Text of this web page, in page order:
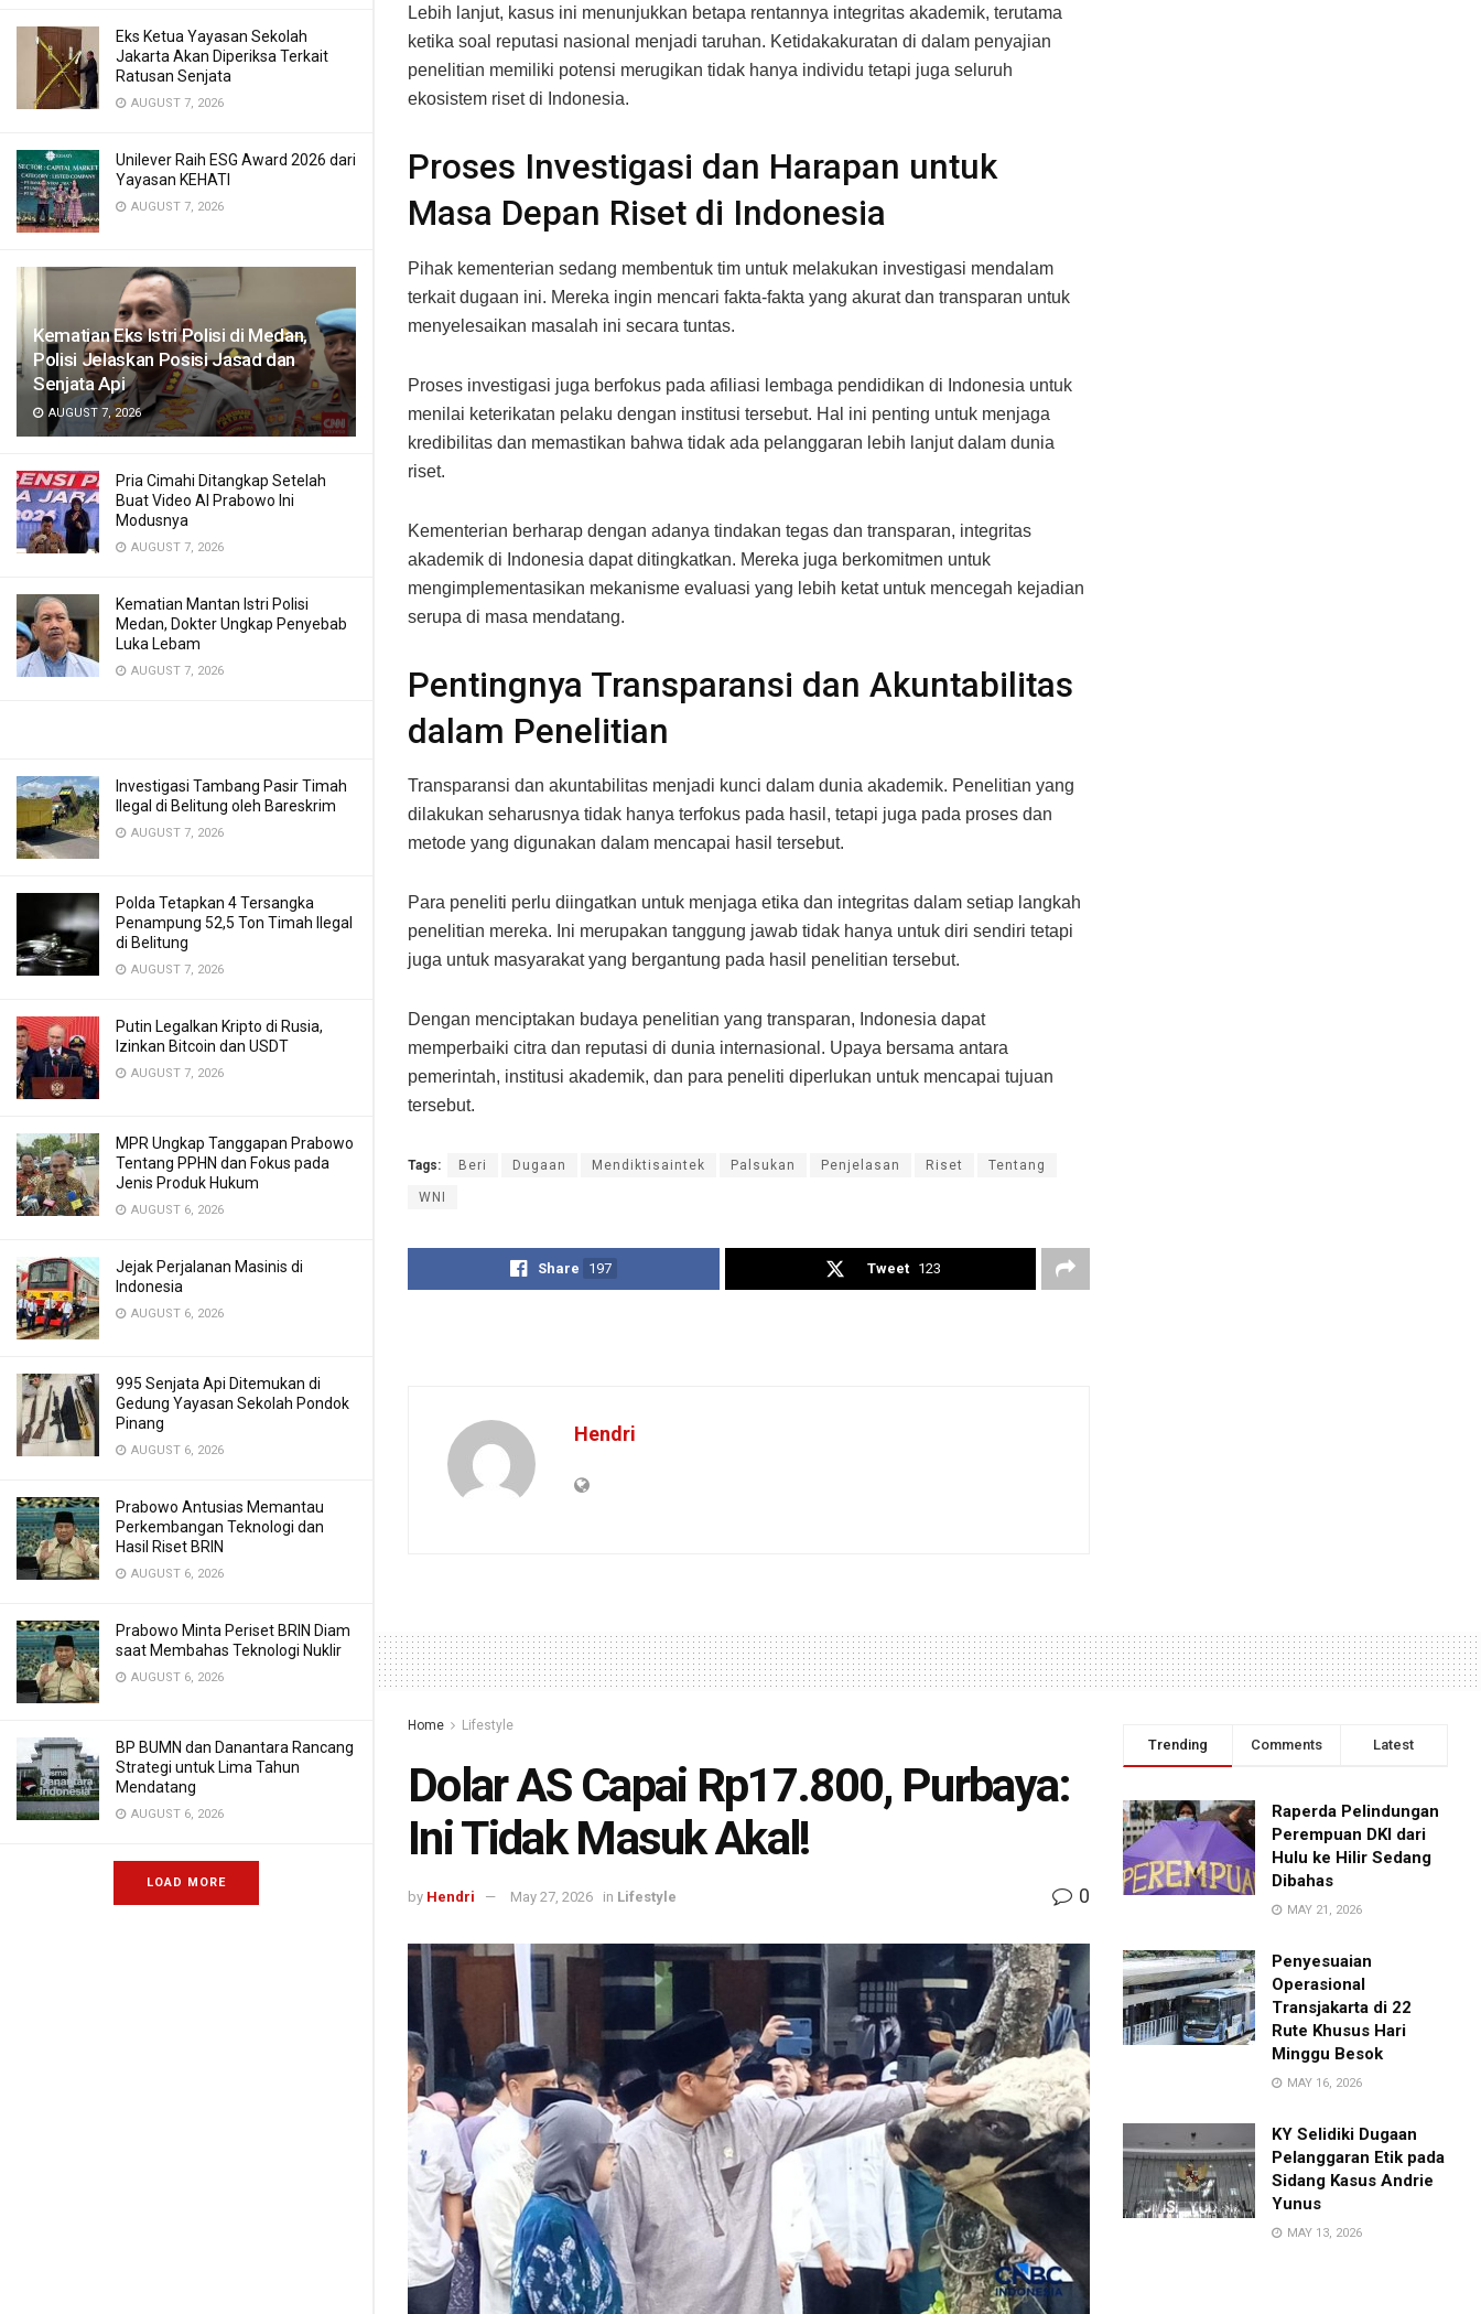
Eks Ketua Yayasan Sekolah
Jakarta Akan Diperiksa Terkait
Ratusan Senjata
AUGUST 7, 2026
Unilever Raih ESG Award 2026 dari
Yayasan KEHATI
AUGUST 7, 2026
Kematian Eks Istri Polisi di Medan,
Polisi Jelaskan Posisi Jasad dan
Senjata Api
AUGUST 7, 2026
Pria Cimahi Ditangkap Setelah
Buat Video AI Prabowo Ini
Modusnya
AUGUST 7, 2026
Kematian Mantan Istri Polisi
Medan, Dokter Ungkap Penyebab
Luka Lebam
AUGUST 7, 2026
Investigasi Tambang Pasir Timah
Ilegal di Belitung oleh Bareskrim
AUGUST 7, 2026
Polda Tetapkan 4 Tersangka
Penampung 52,5 Ton Timah Ilegal
di Belitung
AUGUST 7, 2026
Putin Legalkan Kripto di Rusia,
Izinkan Bitcoin dan USDT
AUGUST 7, 2026
MPR Ungkap Tanggapan Prabowo
Tentang PPHN dan Fokus pada
Jenis Produk Hukum
AUGUST 6, 2026
Jejak Perjalanan Masinis di
Indonesia
AUGUST 6, 2026
995 Senjata Api Ditemukan di
Gedung Yayasan Sekolah Pondok
Pinang
AUGUST 6, 2026
Prabowo Antusias Memantau
Perkembangan Teknologi dan
Hasil Riset BRIN
AUGUST 6, 2026
Prabowo Minta Periset BRIN Diam
saat Membahas Teknologi Nuklir
AUGUST 6, 2026
BP BUMN dan Danantara Rancang
Strategi untuk Lima Tahun
Mendatang
AUGUST 6, 2026
LOAD MORE
Lebih lanjut, kasus ini menunjukkan betapa rentannya integritas akademik, terutama
ketika soal reputasi nasional menjadi taruhan. Ketidakakuratan di dalam penyajian
penelitian memiliki potensi merugikan tidak hanya individu tetapi juga seluruh
ekosistem riset di Indonesia.
Proses Investigasi dan Harapan untuk
Masa Depan Riset di Indonesia
Pihak kementerian sedang membentuk tim untuk melakukan investigasi mendalam
terkait dugaan ini. Mereka ingin mencari fakta-fakta yang akurat dan transparan untuk
menyelesaikan masalah ini secara tuntas.
Proses investigasi juga berfokus pada afiliasi lembaga pendidikan di Indonesia untuk
menilai keterikatan pelaku dengan institusi tersebut. Hal ini penting untuk menjaga
kredibilitas dan memastikan bahwa tidak ada pelanggaran lebih lanjut dalam dunia
riset.
Kementerian berharap dengan adanya tindakan tegas dan transparan, integritas
akademik di Indonesia dapat ditingkatkan. Mereka juga berkomitmen untuk
mengimplementasikan mekanisme evaluasi yang lebih ketat untuk mencegah kejadian
serupa di masa mendatang.
Pentingnya Transparansi dan Akuntabilitas
dalam Penelitian
Transparansi dan akuntabilitas menjadi kunci dalam dunia akademik. Penelitian yang
dilakukan seharusnya tidak hanya terfokus pada hasil, tetapi juga pada proses dan
metode yang digunakan dalam mencapai hasil tersebut.
Para peneliti perlu diingatkan untuk menjaga etika dan integritas dalam setiap langkah
penelitian mereka. Ini merupakan tanggung jawab tidak hanya untuk diri sendiri tetapi
juga untuk masyarakat yang bergantung pada hasil penelitian tersebut.
Dengan menciptakan budaya penelitian yang transparan, Indonesia dapat
memperbaiki citra dan reputasi di dunia internasional. Upaya bersama antara
pemerintah, institusi akademik, dan para peneliti diperlukan untuk mencapai tujuan
tersebut.
Tags: Beri Dugaan Mendiktisaintek Palsukan Penjelasan Riset Tentang
WNI
Share 197 Tweet 123
Hendri
Home Lifestyle
Dolar AS Capai Rp17.800, Purbaya:
Ini Tidak Masuk Akal!
by Hendri May 27, 2026 in Lifestyle 0
Trending Comments Latest
Raperda Pelindungan
Perempuan DKI dari
Hulu ke Hilir Sedang
Dibahas
MAY 21, 2026
Penyesuaian
Operasional
Transjakarta di 22
Rute Khusus Hari
Minggu Besok
MAY 16, 2026
KY Selidiki Dugaan
Pelanggaran Etik pada
Sidang Kasus Andrie
Yunus
MAY 13, 2026